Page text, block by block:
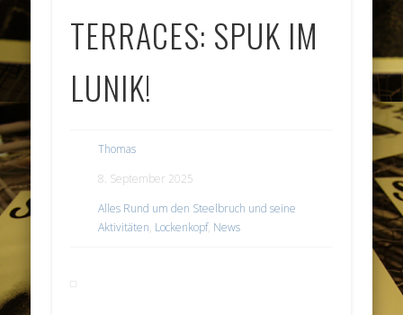
TERRACES: SPUK IM
LUNIK!
Thomas
8. September 2025
Alles Rund um den Steelbruch und seine
Aktivitäten, Lockenkopf, News